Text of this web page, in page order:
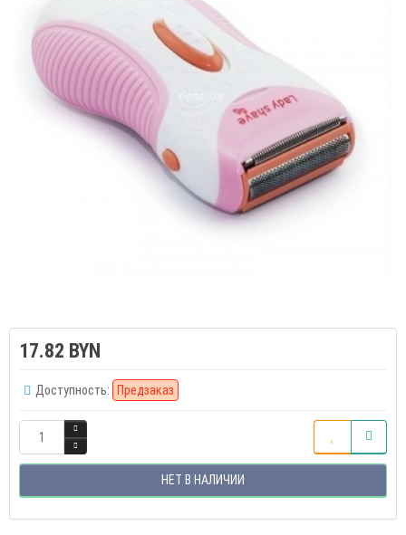
17.82 BYN
Доступность: Предзаказ
НЕТ В НАЛИЧИИ